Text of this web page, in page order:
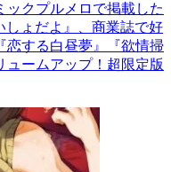
ックプルメロで掲載した
しょだよ』、商業誌で好
恋する白昼夢』『欲情掃
ュームアップ！超限定版